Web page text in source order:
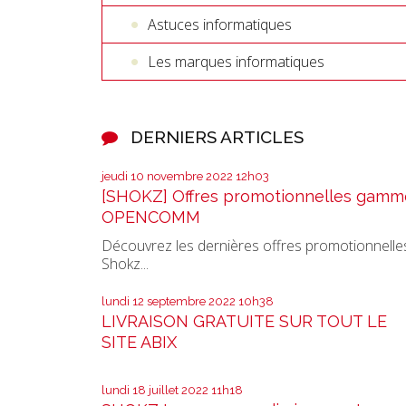
Astuces informatiques
Les marques informatiques
DERNIERS ARTICLES
jeudi 10 novembre 2022 12h03
[SHOKZ] Offres promotionnelles
OPENCOMM
Découvrez les dernières offres
Shokz...
lundi 12 septembre 2022 10h38
LIVRAISON GRATUITE SUR TOUT LE
SITE ABIX
lundi 18 juillet 2022 11h18